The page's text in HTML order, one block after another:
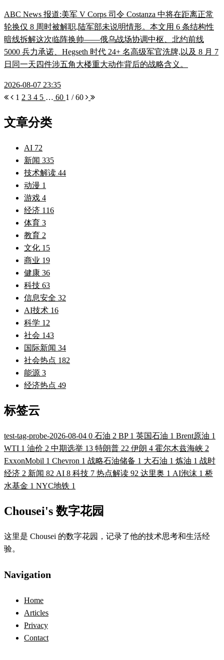
ABC News 报道:美军 V Corps 司令 Costanza 中将在距离正常
轮换仅 8 周时被解职,陆军部未说明情形。本文用 6 条结构性
暗线拆解这次临阵换帅——俄乌战场协调中枢、北约前线
5000 兵力承诺、Hegseth 时代 24+ 名高级军官洗牌,以及 8 月 7
日同一天四件涉五角大楼重大动作背后的战略含义。
2026-08-07 23:35
1 2 3 4 5 … 60 1 / 60
文章分类
AI 72
新闻 335
技术解读 44
动漫 1
游戏 4
经济 116
体育 3
教育 2
文化 15
商业 19
健康 36
科技 63
信息安全 32
AI技术 16
科学 12
社会 143
国际新闻 34
社会热点 182
能源 3
经济热点 49
标签云
test-tag-probe-2026-08-04 0 石油 2 BP 1 英国石油 1 Brent原油 1
WTI 1 油价 2 中期选举 13 特朗普 22 伊朗 4 霍尔木兹海峡 2
ExxonMobil 1 Chevron 1 战略石油储备 1 大石油 1 炼油 1 战时
经济 2 新闻 82 AI 8 科技 7 热点解读 92 达里奥 1 AI泡沫 1 桥
水基金 1 NYC地铁 1
Chousei's 数字花园
这里是 Chousei 的数字花园，记录了他的技术思考和生活经
验。
Navigation
Home
Articles
Privacy
Contact